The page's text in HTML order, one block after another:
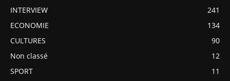
INTERVIEW
241
ECONOMIE
134
CULTURES
90
Non classé
12
SPORT
11